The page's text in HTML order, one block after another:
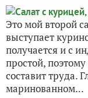
Это мой второй
выступает
получается и с
простой,
составит труда.
маринованном...